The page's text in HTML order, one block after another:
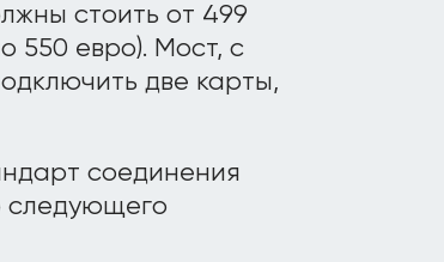
стоить от 499
550 евро). Мост, с
две карты,
соединения
следующего